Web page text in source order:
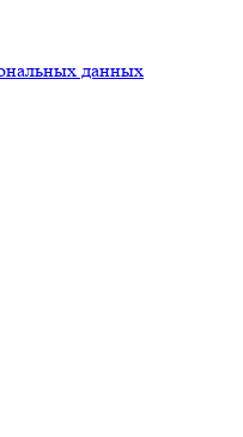
данных